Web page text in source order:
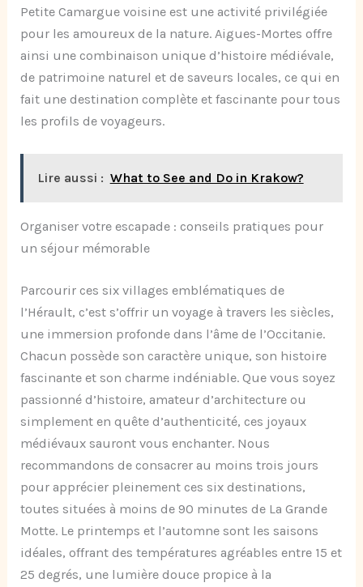
Petite Camargue voisine est une activité privilégiée
pour les amoureux de la nature. Aigues-Mortes offre
ainsi une combinaison unique d’histoire médiévale,
de patrimoine naturel et de saveurs locales, ce qui en
fait une destination complète et fascinante pour tous
les profils de voyageurs.
Lire aussi : What to See and Do in Krakow?
Organiser votre escapade : conseils pratiques pour
un séjour mémorable
Parcourir ces six villages emblématiques de
l’Hérault, c’est s’offrir un voyage à travers les siècles,
une immersion profonde dans l’âme de l’Occitanie.
Chacun possède son caractère unique, son histoire
fascinante et son charme indéniable. Que vous soyez
passionné d’histoire, amateur d’architecture ou
simplement en quête d’authenticité, ces joyaux
médiévaux sauront vous enchanter. Nous
recommandons de consacrer au moins trois jours
pour apprécier pleinement ces six destinations,
toutes situées à moins de 90 minutes de La Grande
Motte. Le printemps et l’automne sont les saisons
idéales, offrant des températures agréables entre 15 et
25 degrés, une lumière douce propice à la